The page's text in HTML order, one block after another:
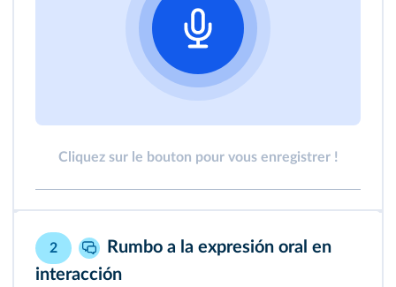
Cliquez sur le bouton pour vous enregistrer !
2
Rumbo a la expresión oral en
interacción